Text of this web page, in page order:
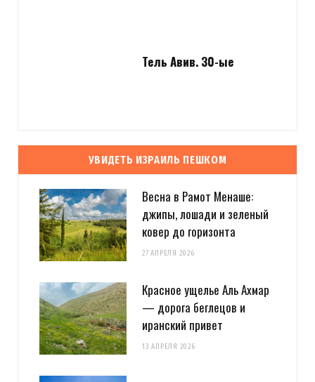
Тель Авив. 30-ые
УВИДЕТЬ ИЗРАИЛЬ ПЕШКОМ
Весна в Рамот Менаше:
джипы, лошади и зеленый
ковер до горизонта
27 АПРЕЛЯ 2026
Красное ущелье Аль Ахмар
— дорога беглецов и
иранский привет
13 АПРЕЛЯ 2026